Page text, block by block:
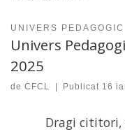
UNIVERS PEDAGOGIC
Univers
2025
de CFCL Publicat 16
Dragi